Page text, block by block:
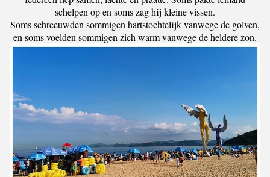
schelpen op en soms zag hij kleine vissen.
Soms schreeuwden sommigen hartstochtelijk vanwege de golven,
en soms voelden sommigen zich warm vanwege de heldere zon.